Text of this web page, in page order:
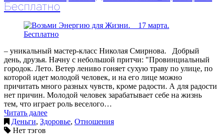
Бесплатно
– уникальный мастер-класс Николая Смирнова. Добрый
день, друзья. Начну с небольшой притчи: "Провинциальный
городок. Лето. Ветер лениво гоняет сухую траву по улице, по
которой идет молодой человек, и на его лице можно
причитать много разных чувств, кроме радости. А для радости
нет причин. Молодой человек зарабатывает себе на жизнь
тем, что играет роль веселого…
Читать далее
Деньги, Здоровье, Отношения
Нет тэгов